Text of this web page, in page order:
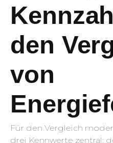
den
von
Für den Vergleich
drei Kennwerte zentral: